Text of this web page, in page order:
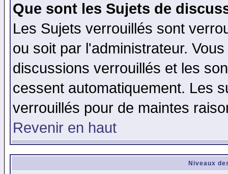
Que sont les Sujets de
Les Sujets verrouillés sont
ou soit par l'administrateur.
discussions verrouillés et les
cessent automatiquement. Les
verrouillés pour de maintes
Revenir en haut
Niveaux